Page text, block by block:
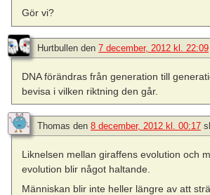
Gör vi?
Hurtbullen den 7 december, 2012 kl. 22:09
DNA förändras från generation till
bevisa i vilken riktning den går.
Thomas den 8 december, 2012 kl. 00:17
Liknelsen mellan giraffens evolution och
evolution blir något haltande.
Människan blir inte heller längre av att